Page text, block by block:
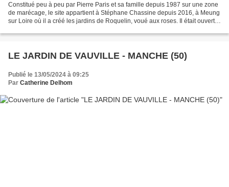
Constitué peu à peu par Pierre Paris et sa famille depuis 1987 sur une zone
de marécage, le site appartient à Stéphane Chassine depuis 2016, à Meung
sur Loire où il a créé les jardins de Roquelin, voué aux roses. Il était ouvert
LE JARDIN DE VAUVILLE - MANCHE (50)
Publié le 13/05/2024 à 09:25
Par Catherine Delhom